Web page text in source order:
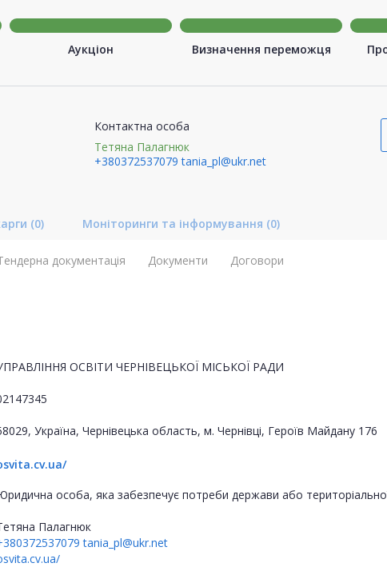
Аукціон Визначення переможця
Контактна особа
Тетяна Палагнюк
+380372537079 tania_pl@ukr.net
(0) Моніторинги та інформування (0)
документація Документи Договори
ОСВІТИ ЧЕРНІВЕЦЬКОЇ МІСЬКОЇ РАДИ
Україна, Чернівецька область, м. Чернівці, Героїв Майдану 176
особа, яка забезпечує потреби держави або
Палагнюк
tania_pl@ukr.net